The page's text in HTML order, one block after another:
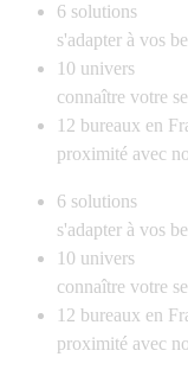
6 solutions
s'adapter à vos
10 univers
connaître votre
12 bureaux en
proximité avec
6 solutions
s'adapter à vos
10 univers
connaître votre
12 bureaux en
proximité avec